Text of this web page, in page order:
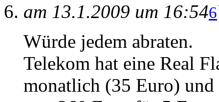
am 13.1.2009 um 16:546
Würde jedem abraten.
Telekom hat eine Real
monatlich (35 Euro)